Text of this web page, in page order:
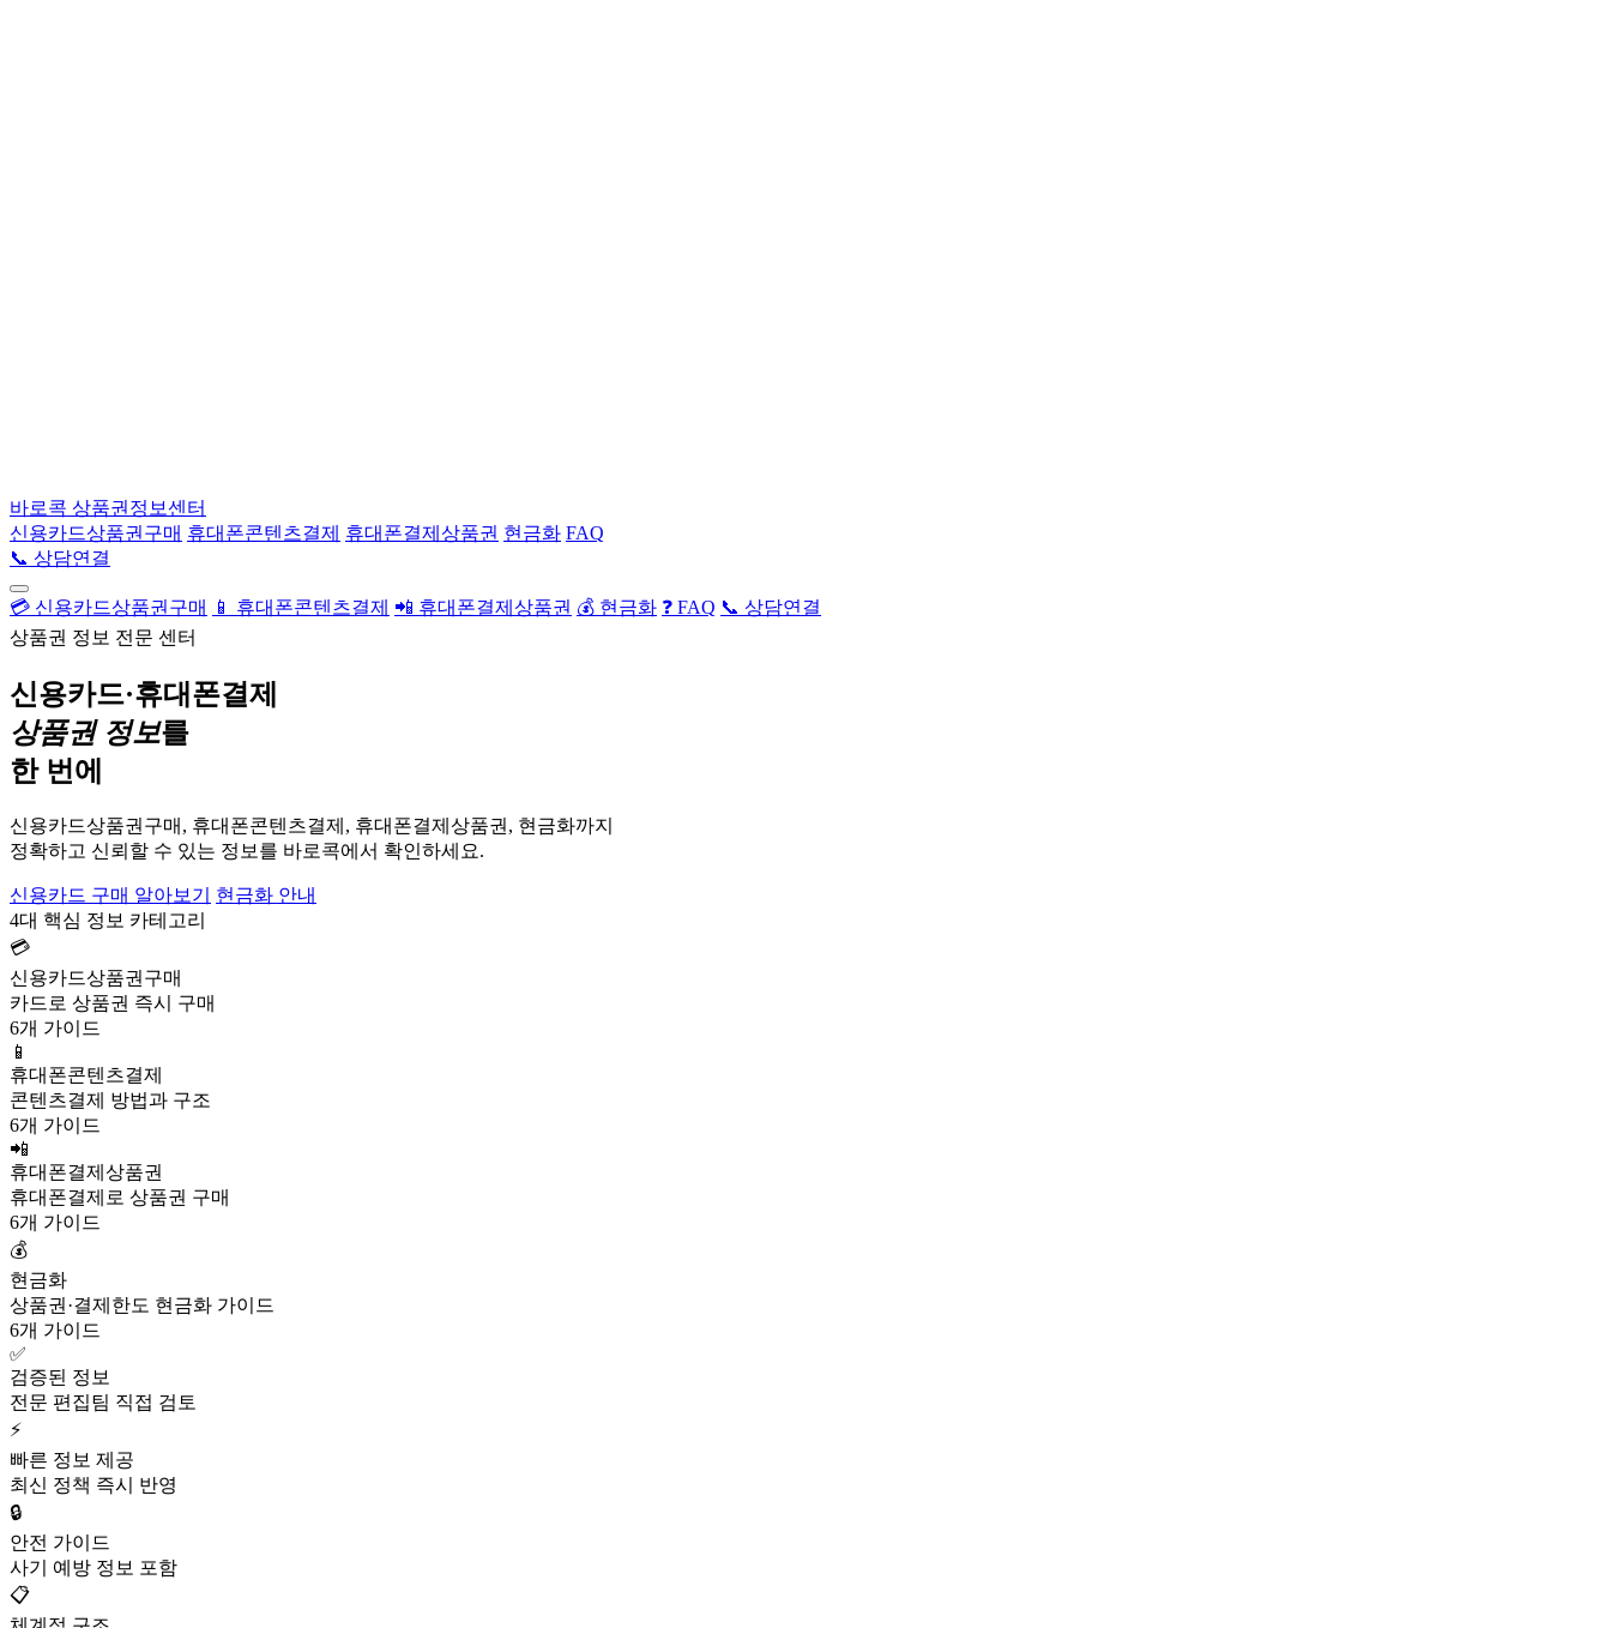
바로콕 상품권정보센터
신용카드상품권구매 휴대폰콘텐츠결제 휴대폰결제상품권 현금화 FAQ
📞 상담연결
💳 신용카드상품권구매 📱 휴대폰콘텐츠결제 📲 휴대폰결제상품권 💰 현금화 ❓ FAQ 📞 상담연결
상품권 정보 전문 센터
신용카드·휴대폰결제
상품권 정보를
한 번에
신용카드상품권구매, 휴대폰콘텐츠결제, 휴대폰결제상품권, 현금화까지
정확하고 신뢰할 수 있는 정보를 바로콕에서 확인하세요.
신용카드 구매 알아보기
현금화 안내
4대 핵심 정보 카테고리
💳
신용카드상품권구매
카드로 상품권 즉시 구매
6개 가이드
📱
휴대폰콘텐츠결제
콘텐츠결제 방법과 구조
6개 가이드
📲
휴대폰결제상품권
휴대폰결제로 상품권 구매
6개 가이드
💰
현금화
상품권·결제한도 현금화 가이드
6개 가이드
✅
검증된 정보
전문 편집팀 직접 검토
⚡
빠른 정보 제공
최신 정책 즉시 반영
🔒
안전 가이드
사기 예방 정보 포함
📋